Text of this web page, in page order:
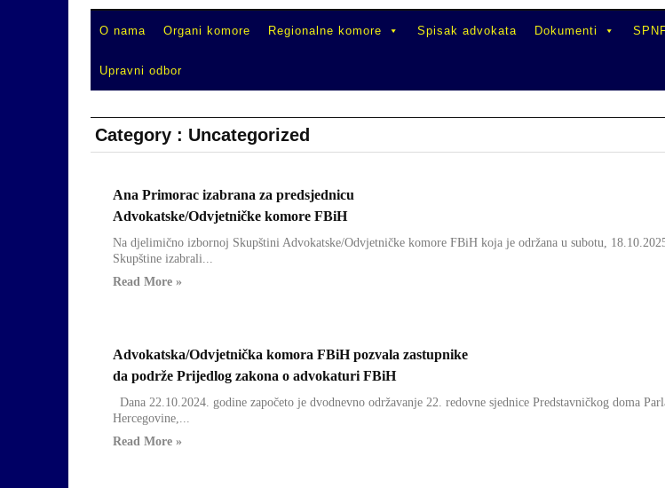
O nama Organi komore Regionalne komore Spisak advokata Dokumenti
Upravni odbor
Category : Uncategorized
Uncategorized
Ana Primorac izabrana za predsjednicu
Advokatske/Odvjetničke komore FBiH
Na djelimično izbornoj Skupštini Advokatske/Odvjetničke komore FBiH koja je održana u subotu,
Skupštine izabrali...
Read More »
Uncategorized
Advokatska/Odvjetnička komora FBiH pozvala zastupnike
da podrže Prijedlog zakona o advokaturi FBiH
Dana 22.10.2024. godine započeto je dvodnevno održavanje 22. redovne sjednice Predstavničkog doma
Hercegovine,...
Read More »